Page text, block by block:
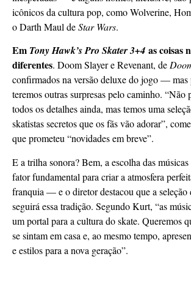
icônicos da cultura pop, como Wolverine,
o Darth Maul deStar Wars.
Em Tony Hawk’s Pro Skater 3+4 as coisas
diferentes. Doom Slayer e Revenant, de
confirmados na versão deluxe do jogo — mas
teremos outras surpresas pelo caminho. “Não
todos os detalhes ainda, mas temos uma
skatistas secretos que os fãs vão adorar”,
que prometeu “novidades em breve”.
E a trilha sonora? Bem, a escolha das
fator fundamental para criar a atmosfera
franquia — e o diretor destacou que a seleção
seguirá essa tradição. Segundo Kurt, “as
um portal para a cultura do skate. Queremos
se sintam em casa e, ao mesmo tempo,
e estilos para a nova geração”.